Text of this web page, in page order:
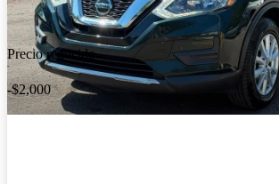
Precio reducido
-$2,000